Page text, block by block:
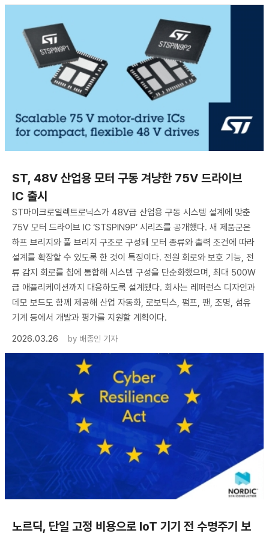
ST, 48V 산업용 모터 구동 겨냥한 75V 드라이브
IC 출시
ST마이크로일렉트로닉스가 48V급 산업용 구동 시스템 설계에 맞춘
75V 모터 드라이브 IC ‘STSPIN9P’ 시리즈를 공개했다. 새 제품군은
하프 브리지와 풀 브리지 구조로 구성돼 모터 종류와 출력 조건에 따라
설계를 확장할 수 있도록 한 것이 특징이다. 전원 회로와 보호 기능, 전
류 감지 회로를 칩에 통합해 시스템 구성을 단순화했으며, 최대 500W
급 애플리케이션까지 대응하도록 설계됐다. 회사는 레퍼런스 디자인과
데모 보드도 함께 제공해 산업 자동화, 로보틱스, 펌프, 팬, 조명, 섬유
기계 등에서 개발과 평가를 지원할 계획이다.
2026.03.26
by 배종인 기자
노르딕, 단일 고정 비용으로 IoT 기기 전 수명주기 보